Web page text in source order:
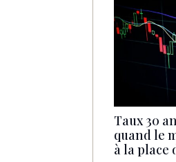
Taux 30
quand le
à la place